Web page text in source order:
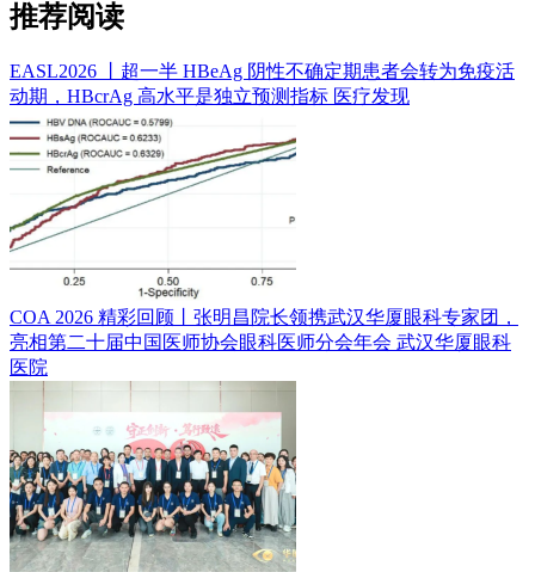
推荐阅读
EASL2026 丨超一半 HBeAg 阴性不确定期患者会转为免疫活
动期，HBcrAg 高水平是独立预测指标 医疗发现
COA 2026 精彩回顾丨张明昌院长领携武汉华厦眼科专家团，
亮相第二十届中国医师协会眼科医师分会年会 武汉华厦眼科
医院